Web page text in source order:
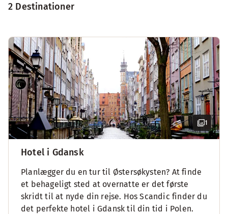
2 Destinationer
1
Hotel i Gdansk
Planlægger du en tur til Østersøkysten? At finde
et behageligt sted at overnatte er det første
skridt til at nyde din rejse. Hos Scandic finder du
det perfekte hotel i Gdansk til din tid i Polen.